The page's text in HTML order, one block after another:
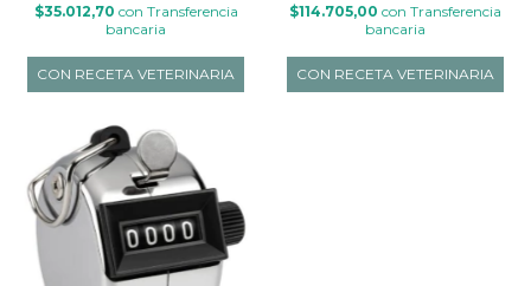
$35.012,70 con Transferencia
bancaria
$114.705,00 con Transferencia
bancaria